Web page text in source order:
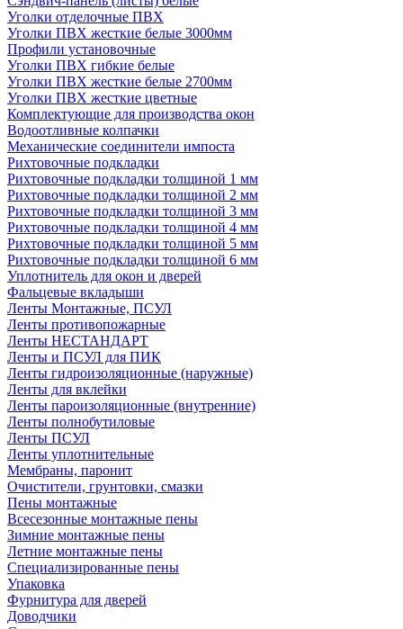
Уголки отделочные ПВХ
Уголки ПВХ жесткие белые 3000мм
Профили установочные
Уголки ПВХ гибкие белые
Уголки ПВХ жесткие белые 2700мм
Уголки ПВХ жесткие цветные
Комплектующие для производства окон
Водоотливные колпачки
Механические соединители импоста
Рихтовочные подкладки
Рихтовочные подкладки толщиной 1 мм
Рихтовочные подкладки толщиной 2 мм
Рихтовочные подкладки толщиной 3 мм
Рихтовочные подкладки толщиной 4 мм
Рихтовочные подкладки толщиной 5 мм
Рихтовочные подкладки толщиной 6 мм
Уплотнитель для окон и дверей
Фальцевые вкладыши
Ленты Монтажные, ПСУЛ
Ленты противопожарные
Ленты НЕСТАНДАРТ
Ленты и ПСУЛ для ПИК
Ленты гидроизоляционные (наружные)
Ленты для вклейки
Ленты пароизоляционные (внутренние)
Ленты полнобутиловые
Ленты ПСУЛ
Ленты уплотнительные
Мембраны, паронит
Очистители, грунтовки, смазки
Пены монтажные
Всесезонные монтажные пены
Зимние монтажные пены
Летние монтажные пены
Специализированные пены
Упаковка
Фурнитура для дверей
Доводчики